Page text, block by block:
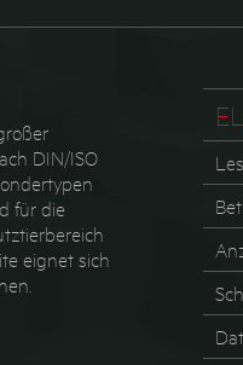
DIN/ISO
für die
eignet sich